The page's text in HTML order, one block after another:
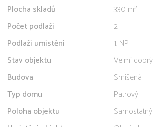
Plocha skladů
330 m²
Počet podlaží
2
Podlaží umístění
1. NP
Stav objektu
Velmi dobrý
Budova
Smíšená
Typ domu
Patrový
Poloha objektu
Samostatný